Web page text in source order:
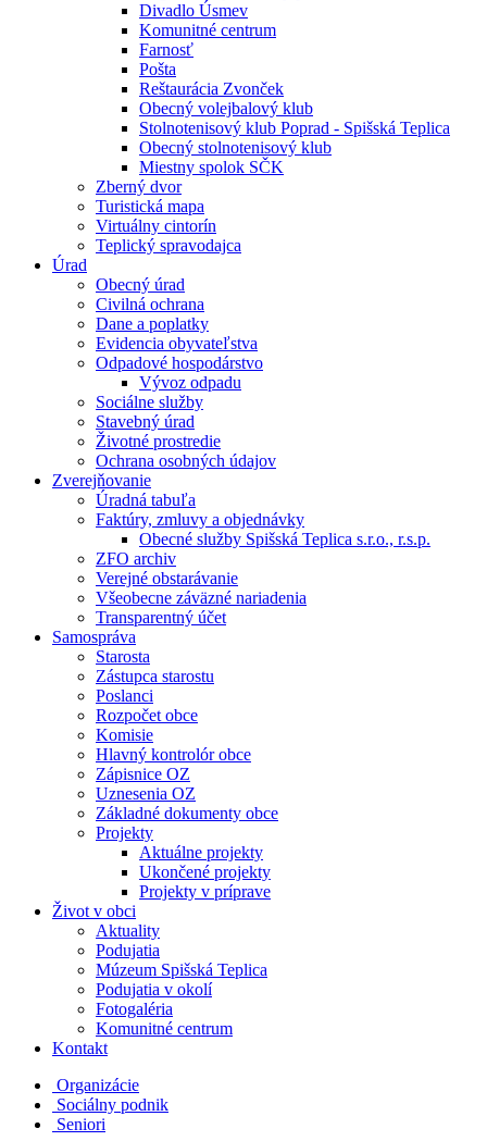
Divadlo Úsmev
Komunitné centrum
Farnosť
Pošta
Reštaurácia Zvonček
Obecný volejbalový klub
Stolnotenisový klub Poprad - Spišská Teplica
Obecný stolnotenisový klub
Miestny spolok SČK
Zberný dvor
Turistická mapa
Virtuálny cintorín
Teplický spravodajca
Úrad
Obecný úrad
Civilná ochrana
Dane a poplatky
Evidencia obyvateľstva
Odpadové hospodárstvo
Vývoz odpadu
Sociálne služby
Stavebný úrad
Životné prostredie
Ochrana osobných údajov
Zverejňovanie
Úradná tabuľa
Faktúry, zmluvy a objednávky
Obecné služby Spišská Teplica s.r.o., r.s.p.
ZFO archiv
Verejné obstarávanie
Všeobecne záväzné nariadenia
Transparentný účet
Samospráva
Starosta
Zástupca starostu
Poslanci
Rozpočet obce
Komisie
Hlavný kontrolór obce
Zápisnice OZ
Uznesenia OZ
Základné dokumenty obce
Projekty
Aktuálne projekty
Ukončené projekty
Projekty v príprave
Život v obci
Aktuality
Podujatia
Múzeum Spišská Teplica
Podujatia v okolí
Fotogaléria
Komunitné centrum
Kontakt
Organizácie
Sociálny podnik
Seniori